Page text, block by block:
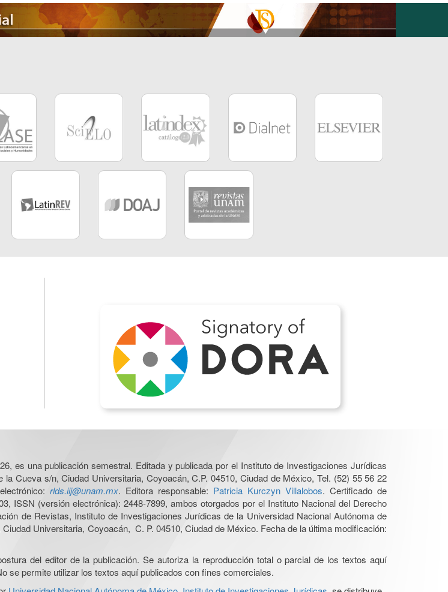
es una publicación semestral. Editada y publicada por el Instituto de Investigaciones Jurídicas
Cueva s/n, Ciudad Universitaria, Coyoacán, C.P. 04510, Ciudad de México, Tel. (52) 55 56 22
rlds.iij@unam.mx. Editora responsable: Patricia Kurczyn Villalobos. Certificado de
ISSN (versión electrónica): 2448-7899, ambos otorgados por el Instituto Nacional del Derecho
de Revistas, Instituto de Investigaciones Jurídicas de la Universidad Nacional Autónoma de
Universitaria, Coyoacán, C. P. 04510, Ciudad de México. Fecha de la última modificación:
del editor de la publicación. Se autoriza la reproducción total o parcial de los textos aquí
se permite utilizar los textos aquí publicados con fines comerciales.